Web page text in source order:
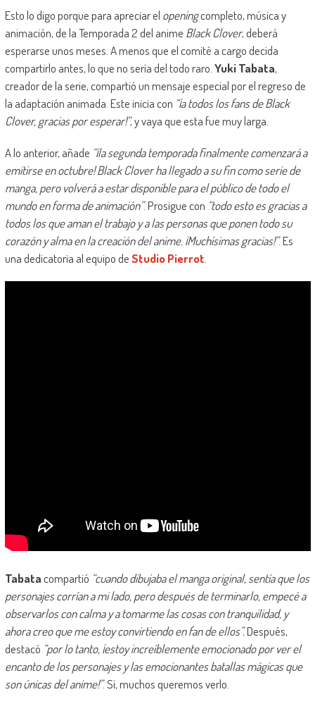
Esto lo digo porque para apreciar el openingcompleto, música y
animación, de la Temporada 2 del anime Black Clover, deberá
esperarse unos meses. A menos que el comité a cargo decida
compartirlo antes, lo que no sería del todo raro. Yuki Tabata,
creador de la serie, compartió un mensaje especial por el regreso de
la adaptación animada. Este inicia con “¡a todos los fans de Black
Clover, gracias por esperar!”, y vaya que esta fue muy larga.
A lo anterior, añade “¡la segunda temporada finalmente comenzará a
emitirse en octubre! Black Clover ha llegado a su fin como serie de
manga, pero volverá a estar disponible para el público de todo el
mundo en forma de animación”. Prosigue con “todo esto es gracias a
todos los que aman el trabajo y a las personas que ponen todo su
corazón y alma en la creación del anime. ¡Muchísimas gracias!”. Es
una dedicatoria al equipo deStudio Pierrot
Tabatacompartió “cuando dibujaba el manga original, sentía que los
personajes corrían a mi lado, pero después de terminarlo, empecé a
observarlos con calma y a tomarme las cosas con tranquilidad, y
ahora creo que me estoy convirtiendo en fan de ellos”.Después,
destacó “por lo tanto, ¡estoy increíblemente emocionado por ver el
encanto de los personajes y las emocionantes batallas mágicas que
son únicas del anime!”. Sí, muchos queremos verlo.